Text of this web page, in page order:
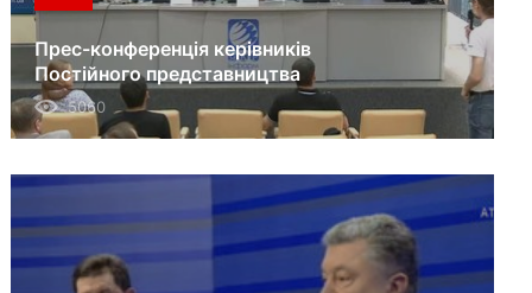
Прес-конференція керівників
Постійного представництва
президента України в АРК. 20.08.18
5060